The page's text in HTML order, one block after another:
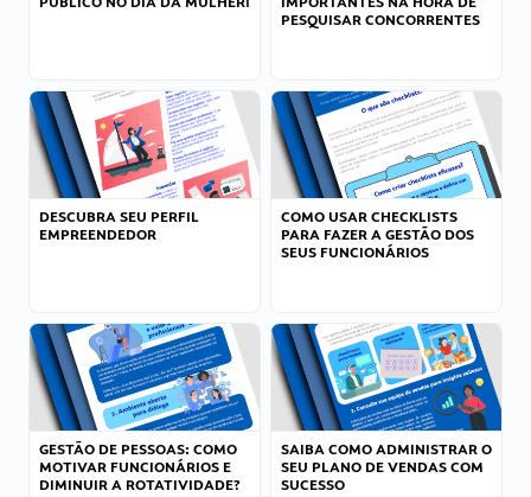
PESQUISAR CONCORRENTES
DESCUBRA SEU PERFIL
EMPREENDEDOR
COMO USAR CHECKLISTS
PARA FAZER A GESTÃO DOS
SEUS FUNCIONÁRIOS
GESTÃO DE PESSOAS: COMO
MOTIVAR FUNCIONÁRIOS E
DIMINUIR A ROTATIVIDADE?
SAIBA COMO ADMINISTRAR O
SEU PLANO DE VENDAS COM
SUCESSO